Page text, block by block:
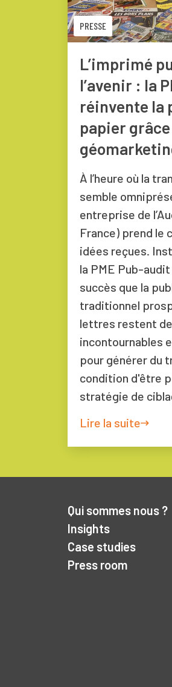
PRESSE
L’imprimé
l’avenir : la
réinvente la
papier
À l’heure où la
semble
entreprise de
France) prend le
idées reçues.
la PME Pub-
succès que la
traditionnel
lettres restent
incontournables
pour générer du
condition d'être
stratégie de
Lire la suite
Qui sommes nous ?
Insights
Case studies
Press room